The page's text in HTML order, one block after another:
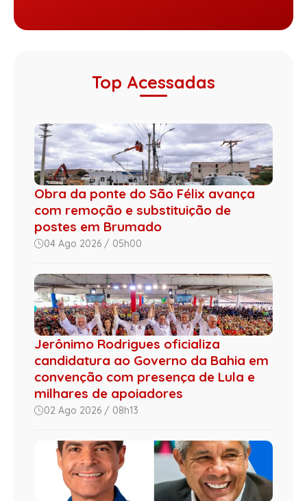
Top Acessadas
Obra da ponte do São Félix avança
com remoção e substituição de
postes em Brumado
04 Ago 2026 / 05h00
Jerônimo Rodrigues oficializa
candidatura ao Governo da Bahia em
convenção com presença de Lula e
milhares de apoiadores
02 Ago 2026 / 08h13